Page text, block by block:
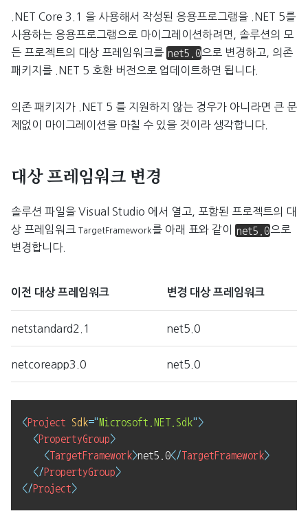
.NET Core 3.1 을 사용해서 작성된 응용프로그램을 .NET 5를
사용하는 응용프로그램으로 마이그레이션하려면, 솔루션의 모
든 프로젝트의 대상 프레임워크를 net5.0 으로 변경하고, 의존
패키지를 .NET 5 호환 버전으로 업데이트하면 됩니다.
의존 패키지가 .NET 5 를 지원하지 않는 경우가 아니라면 큰 문
제없이 마이그레이션을 마칠 수 있을 것이라 생각합니다.
대상 프레임워크 변경
솔루션 파일을 Visual Studio 에서 열고, 포함된 프로젝트의 대
상 프레임워크 TargetFramework를 아래 표와 같이 net5.0으로
변경합니다.
이전 대상 프레임워크 변경 대상 프레임워크
netstandard2.1 net5.0
netcoreapp3.0 net5.0
<Project Sdk=" Microsoft.NET.Sdk">
<PropertyGroup>
<TargetFramework>net5.0</TargetFramework>
</PropertyGroup>
</Project>